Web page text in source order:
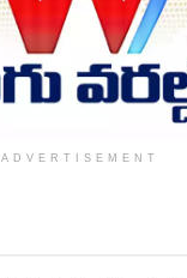
ADVERTISEMENT